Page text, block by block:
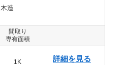
木造
間取り
専有面積
1K
詳細を見る